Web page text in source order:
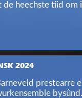
de heechste tiid om
2024
prestearre